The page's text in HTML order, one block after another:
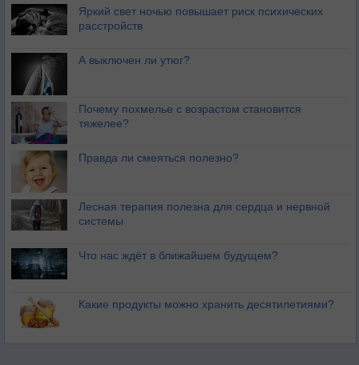
Яркий свет ночью повышает риск психических
расстройств
А выключен ли утюг?
Почему похмелье с возрастом становится
тяжелее?
Правда ли смеяться полезно?
Лесная терапия полезна для сердца и нервной
системы
Что нас ждёт в ближайшем будущем?
Какие продукты можно хранить десятилетиями?